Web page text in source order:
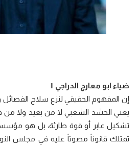
ضياء ابو معارج الدراجي ||
​إن المفهوم الحقيقي لنزع سلاح الفصائل
يعني الحشد الشعبي لا من بعيد ولا
تشكيل عابر أو قوة طارئة، بل هو
تمتلك قانوناً مصوتاً عليه في مجلس